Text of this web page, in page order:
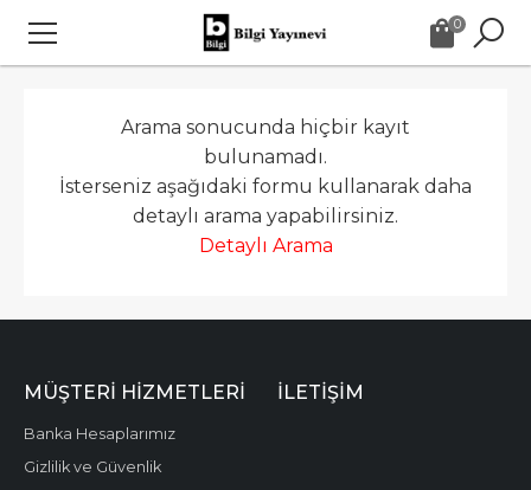
0
Arama sonucunda hiçbir kayıt
bulunamadı.
İsterseniz aşağıdaki formu kullanarak daha
detaylı arama yapabilirsiniz.
Detaylı Arama
MÜŞTERI HIZMETLERI
Banka Hesaplarımız
Gizlilik ve Güvenlik
İLETIŞIM